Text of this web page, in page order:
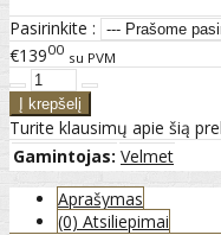
Pasirinkite :
€13900 su PVM
Turite klausimų apie šią
Gamintojas: Velmet
Aprašymas
(0) Atsiliepimai